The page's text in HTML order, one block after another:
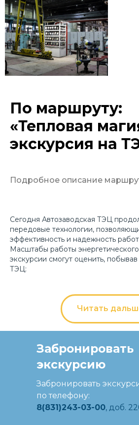
По маршруту:
«Тепловая
экскурсия на
Подробное описание
Сегодня Автозаводская ТЭЦ
передовые технологии,
эффективность и надежность
Масштабы работы энергетического
экскурсии смогут оценить,
ТЭЦ:
Читать
Забронировать
экскурсию
Забронировать
по телефону:
8(831)243-03-00, доб.
Организатор